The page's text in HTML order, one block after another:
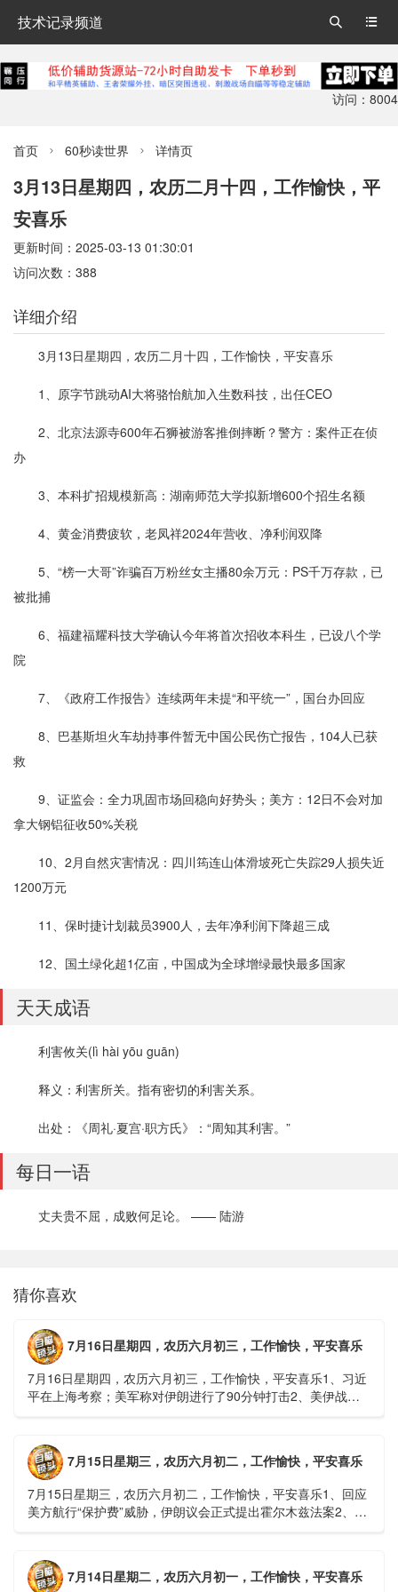
技术记录频道 

访问：8004
首页  60秒读世界  详情页
3月13日星期四，农历二月十四，工作愉快，平
安喜乐
更新时间：2025-03-13 01:30:01
访问次数：388
详细介绍
3月13日星期四，农历二月十四，工作愉快，平安喜乐
1、原字节跳动AI大将骆怡航加入生数科技，出任CEO
2、北京法源寺600年石狮被游客推倒摔断？警方：案件正在侦
办
3、本科扩招规模新高：湖南师范大学拟新增600个招生名额
4、黄金消费疲软，老凤祥2024年营收、净利润双降
5、“榜一大哥”诈骗百万粉丝女主播80余万元：PS千万存款，已
被批捕
6、福建福耀科技大学确认今年将首次招收本科生，已设八个学
院
7、《政府工作报告》连续两年未提“和平统一”，国台办回应
8、巴基斯坦火车劫持事件暂无中国公民伤亡报告，104人已获
救
9、证监会：全力巩固市场回稳向好势头；美方：12日不会对加
拿大钢铝征收50%关税
10、2月自然灾害情况：四川筠连山体滑坡死亡失踪29人损失近
1200万元
11、保时捷计划裁员3900人，去年净利润下降超三成
12、国土绿化超1亿亩，中国成为全球增绿最快最多国家
天天成语
利害攸关(lì hài yōu guān)
释义：利害所关。指有密切的利害关系。
出处：《周礼·夏宫·职方氏》：“周知其利害。”
每日一语
丈夫贵不屈，成败何足论。 —— 陆游
猜你喜欢
7月16日星期四，农历六月初三，工作愉快，平安喜乐
7月16日星期四，农历六月初三，工作愉快，平安喜乐1、习近
平在上海考察；美军称对伊朗进行了90分钟打击2、美伊战争
7月15日星期三，农历六月初二，工作愉快，平安喜乐
7月15日星期三，农历六月初二，工作愉快，平安喜乐1、回应
美方航行“保护费”威胁，伊朗议会正式提出霍尔木兹法案2、全
7月14日星期二，农历六月初一，工作愉快，平安喜乐